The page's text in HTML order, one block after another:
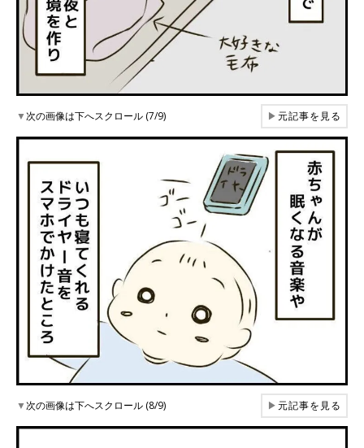
▼次の画像は下へスクロール (7/9) ▶元記事を見る
▼次の画像は下へスクロール (8/9) ▶元記事を見る